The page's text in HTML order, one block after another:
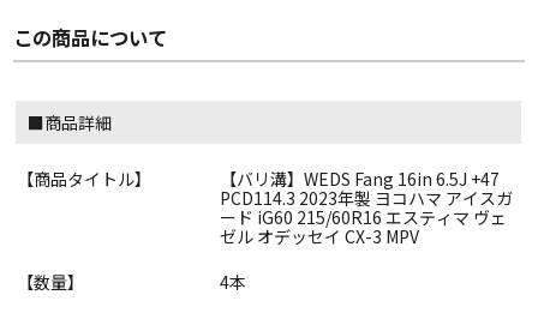
この商品について
■商品詳細
【商品タイトル】
【バリ溝】WEDS Fang 16in 6.5J +47
PCD114.3 2023年製 ヨコハマ アイスガ
ード iG60 215/60R16 エスティマ ヴェ
ゼル オデッセイ CX-3 MPV
【数量】
4本